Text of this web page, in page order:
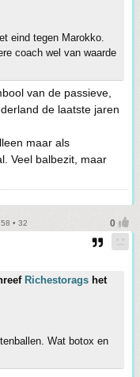
eind tegen Marokko.
coach wel van waarde
van de passieve,
de laatste jaren
maar als
Veel balbezit, maar
• 32
Richestorags het
Wat botox en